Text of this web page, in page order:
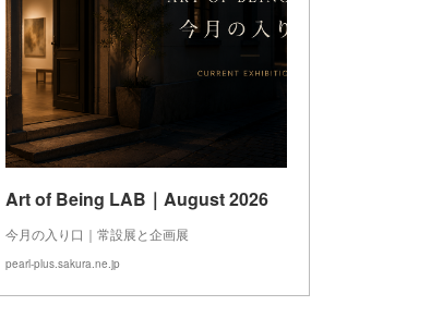
Art of Being LAB｜August 2026
今月の入り口｜常設展と企画展
pearl-plus.sakura.ne.jp